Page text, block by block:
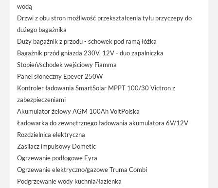
wodą
Drzwi z obu stron możliwość przekształcenia tyłu przyczepy do
dużego bagażnika
Duży bagażnik z przodu - schowek pod ramą łóżka
Bagażnik przód gniazda 230V, 12V - duo zapalniczka
Stopień/schodek wejściowy Fiamma
Panel słoneczny Epever 250W
Kontroler ładowania SmartSolar MPPT 100/30 Victron z
zabezpieczeniami
Akumulator żelowy AGM 100Ah VoltPolska
Ładowarka do zewnętrznego ładowania akumulatora 6V/12V
Rozdzielnica elektryczna
Zasilacz impulsowy Dometic
Ogrzewanie podłogowe Eyra
Ogrzewanie elektryczno/gazowe Truma Combi
Podgrzewanie wody kuchnia/łazienka